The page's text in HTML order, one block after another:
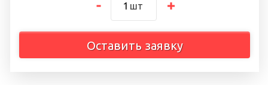
шт
Оставить заявку